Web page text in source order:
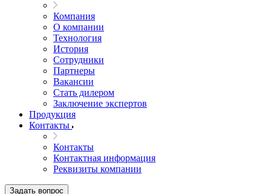
Компания
О компании
Технология
История
Сотрудники
Партнеры
Вакансии
Стать дилером
Заключение экспертов
Продукция
Контакты
Контакты
Контактная информация
Реквизиты компании
Задать вопрос